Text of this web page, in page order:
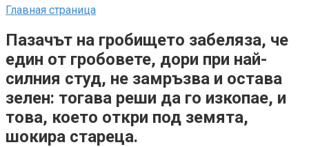
Главная страница
Пазачът на гробището забеляза, че
един от гробовете, дори при най-
силния студ, не замръзва и остава
зелен: тогава реши да го изкопае, и
това, което откри под земята,
шокира стареца.